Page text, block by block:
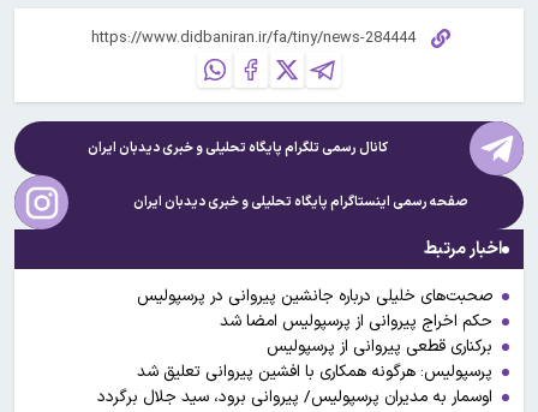
کانال رسمی تلگرام پایگاه تحلیلی و خبریدیدبان ایران
صفحه رسمی اینستاگرام پایگاه تحلیلی و خبریدیدبان ایران
اخبار مرتبط
صحبت‌های خلیلی درباره جانشین پیروانی در پرسپولیس
حکم اخراج پیروانی از پرسپولیس امضا شد
برکناری قطعی پیروانی از پرسپولیس
پرسپولیس: هرگونه همکاری با افشین پیروانی تعلیق شد
اوسمار به مدیران پرسپولیس/ پیروانی برود، سید جلال برگردد